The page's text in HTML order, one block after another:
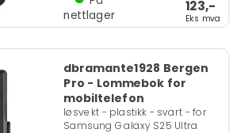
123,-
Eks mva
nettlager
dbramante1928 Bergen
Pro - Lommebok for
mobiltelefon
løsvekt - plastikk - svart - for
Samsung Galaxy S25 Ultra